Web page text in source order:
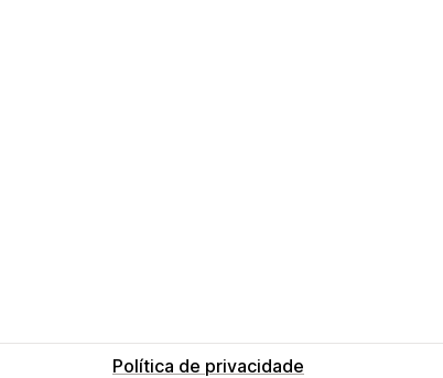
Política de privacidade